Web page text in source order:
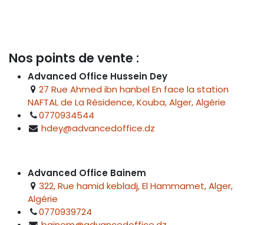
Nos points de vente :
Advanced Office Hussein Dey
27 Rue Ahmed ibn hanbel En face la station
NAFTAL de La Résidence, Kouba, Alger, Algérie
0770934544
hdey@advancedoffice.dz
Advanced Office Bainem
322, Rue hamid kebladj, El Hammamet, Alger,
Algérie
0770939724